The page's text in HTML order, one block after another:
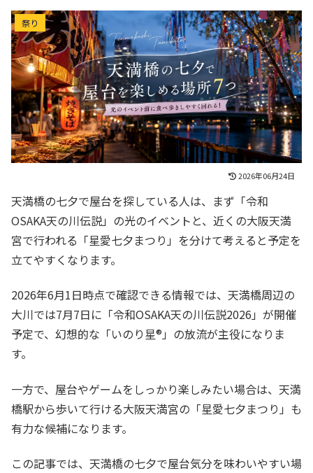
天満橋の七夕で屋台を楽しめる場所7つ｜光のイベ
ント前に食べ歩きしやすく回れる！
祭り
2026年06月24日
天満橋の七夕で屋台を探している人は、まず「令和
OSAKA天の川伝説」の光のイベントと、近くの大阪天満
宮で行われる「星愛七夕まつり」を分けて考えると予定を
立てやすくなります。
2026年6月1日時点で確認できる情報では、天満橋周辺の
大川では7月7日に「令和OSAKA天の川伝説2026」が開催
予定で、幻想的な「いのり星®」の放流が主役になりま
す。
一方で、屋台やゲームをしっかり楽しみたい場合は、天満
橋駅から歩いて行ける大阪天満宮の「星愛七夕まつり」も
有力な候補になります。
この記事では、天満橋の七夕で屋台気分を味わいやすい場